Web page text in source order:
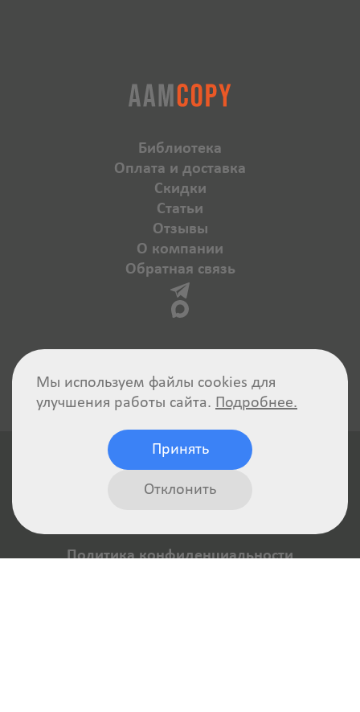
Библиотека
Оплата и доставка
Скидки
Статьи
Отзывы
О компании
Обратная связь
Политика конфиденциальности
Мы используем файлы cookies для
улучшения работы сайта. Подробнее.
Принять
Отклонить